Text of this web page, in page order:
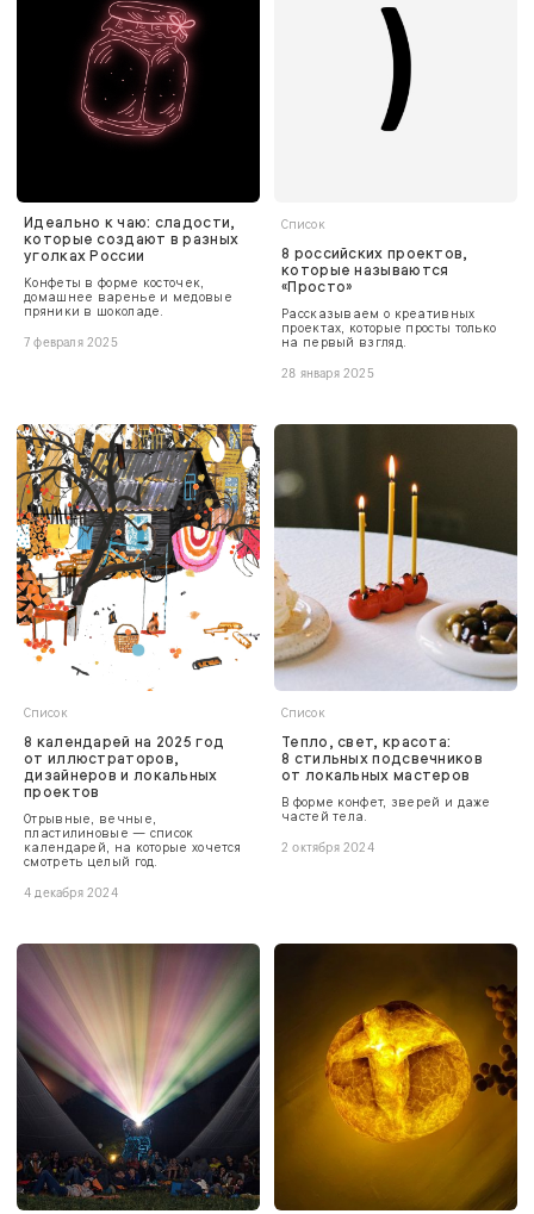
Идеально к чаю: сладости,
которые создают в разных
уголках России
Конфеты в форме косточек,
домашнее варенье и медовые
пряники в шоколаде.
7 февраля 2025
Список
8 российских проектов,
которые называются
«Просто»
Рассказываем о креативных
проектах, которые просты только
на первый взгляд.
28 января 2025
Список
8 календарей на 2025 год
от иллюстраторов,
дизайнеров и локальных
проектов
Отрывные, вечные,
пластилиновые — список
календарей, на которые хочется
смотреть целый год.
4 декабря 2024
Список
Тепло, свет, красота:
8 стильных подсвечников
от локальных мастеров
В форме конфет, зверей и даже
частей тела.
2 октября 2024